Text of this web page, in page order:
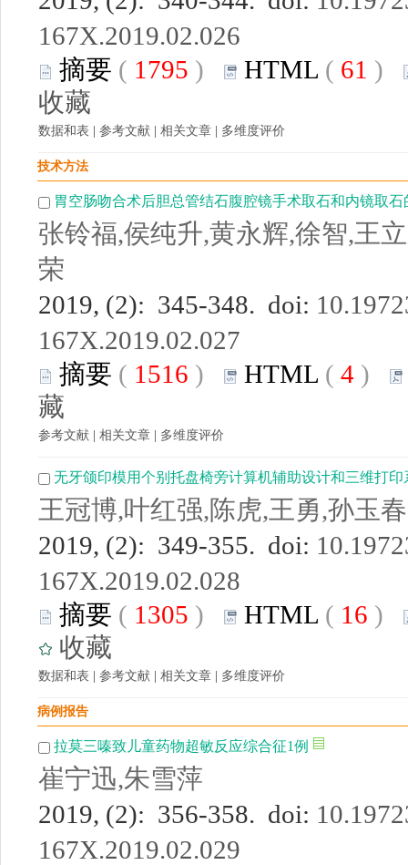
167X.2019.02.026
摘要 ( 1795 ) HTML ( 61 )
收藏
数据和表 参考文献 相关文章 多维度评价
技术方法
胃空肠吻合术后胆总管结石腹腔镜手术取石和内镜取石
张铃福,侯纯升,黄永辉,徐智,王
荣
2019, (2): 345-348. doi:
167X.2019.02.027
摘要 ( 1516 ) HTML ( 4 )
藏
参考文献 相关文章 多维度评价
无牙颌印模用个别托盘椅旁计算机辅助设计和三维打
王冠博,叶红强,陈虎,王勇,孙玉
2019, (2): 349-355. doi:
167X.2019.02.028
摘要 ( 1305 ) HTML ( 16 )
收藏
数据和表 参考文献 相关文章 多维度评价
病例报告
拉莫三嗪致儿童药物超敏反应综合征1例
崔宁迅,朱雪萍
2019, (2): 356-358. doi:
167X.2019.02.029